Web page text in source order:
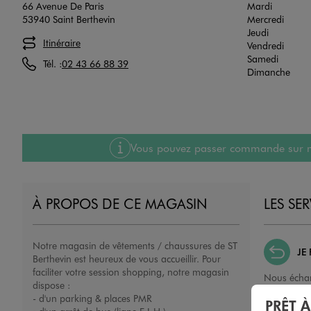
66 Avenue De Paris
53940 Saint Berthevin
Itinéraire
Tél. :02 43 66 88 39
Mardi
Mercredi
Jeudi
Vendredi
Samedi
Dimanche
Vous pouvez passer commande
À PROPOS DE CE MAGASIN
Notre magasin de vêtements / chaussures de ST
Berthevin est heureux de vous accueillir. Pour
faciliter votre session shopping, notre magasin
dispose :
- d'un parking & places PMR
LES
JE
Nous
porté,
PRÊT